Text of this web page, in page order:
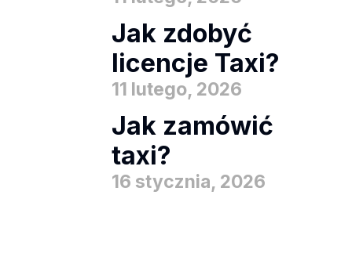
Jak zdobyć
licencje Taxi?
11 lutego, 2026
Jak zamówić
taxi?
16 stycznia, 2026